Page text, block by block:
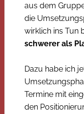
aus dem
die
wirklich ins Tun
schwerer als
Dazu habe ich
Termine mit
den